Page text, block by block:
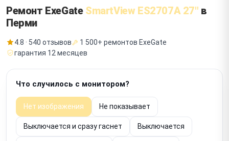
Ремонт ExeGate SmartView ES2707A 27" в
Перми
4.8 · 540 отзывов
1 500+ ремонтов ExeGate
гарантия 12 месяцев
Что случилось с монитором?
Нет изображения Не показывает
Выключается и сразу гаснет Выключается